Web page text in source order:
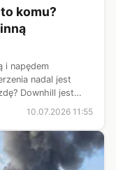
komu?
i napędem
nadal jest
Downhill jest
10.07.2026 11:55